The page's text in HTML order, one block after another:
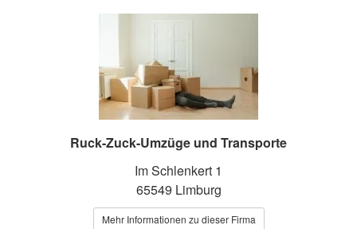
Ruck-Zuck-Umzüge und Transporte
Im Schlenkert 1
65549 Limburg
Mehr Informationen zu dieser Firma